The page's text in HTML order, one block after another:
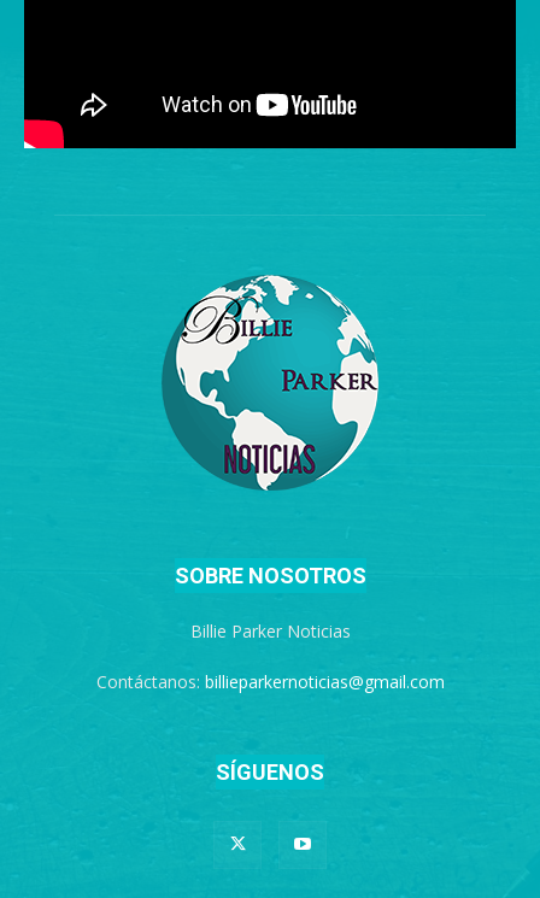
SOBRE NOSOTROS
Billie Parker Noticias
Contáctanos: billieparkernoticias@gmail.com
SÍGUENOS